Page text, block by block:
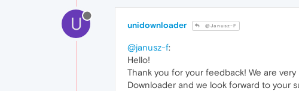
U unidownloader @Janusz-F
@janusz-f:
Hello!
Thank you for your feedback! We are
Downloader and we look forward to your